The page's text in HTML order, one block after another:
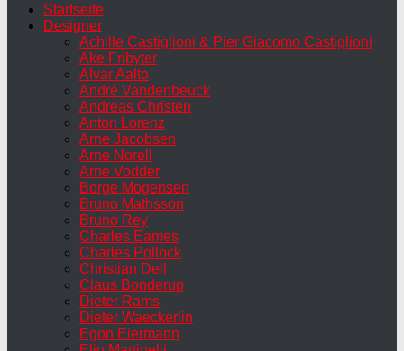
Startseite
Designer
Achille Castiglioni & Pier Giacomo Castiglioni
Ake Fribyter
Alvar Aalto
André Vandenbeuck
Andreas Christen
Anton Lorenz
Arne Jacobsen
Arne Norell
Arne Vodder
Borge Mogensen
Bruno Mathsson
Bruno Rey
Charles Eames
Charles Pollock
Christian Dell
Claus Bonderup
Dieter Rams
Dieter Waeckerlin
Egon Eiermann